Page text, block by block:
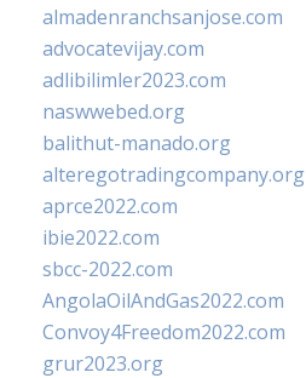
almadenranchsanjose.com
advocatevijay.com
adlibilimler2023.com
naswwebed.org
balithut-manado.org
alteregotradingcompany.org
aprce2022.com
ibie2022.com
sbcc-2022.com
AngolaOilAndGas2022.com
Convoy4Freedom2022.com
grur2023.org